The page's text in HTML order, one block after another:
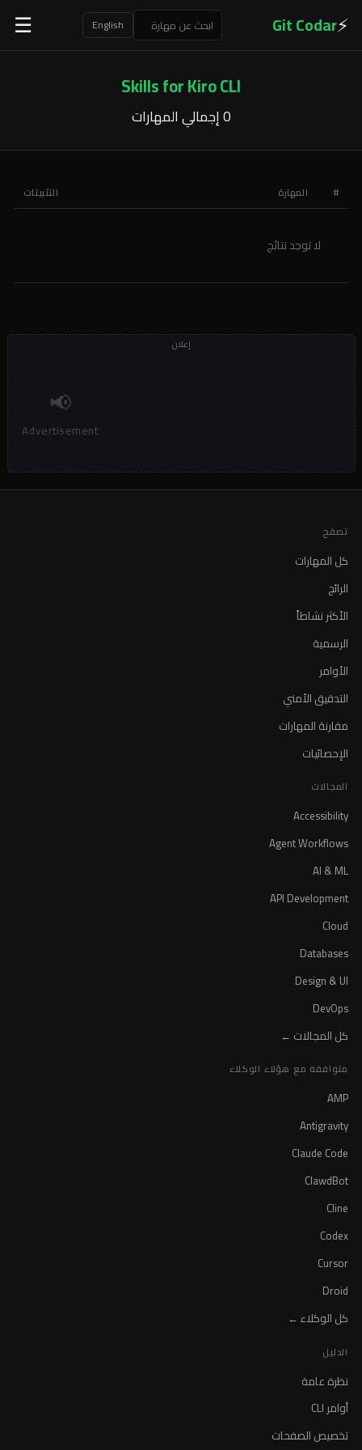
⚡
Git Codar
English
☰
Skills for Kiro CLI
0 إجمالي المهارات
# المهارة التثبيتات
لا توجد نتائج
إعلان
📢
Advertisement
تصفح
كل المهارات
الرائج
الأكثر نشاطاً
الرسمية
الأوامر
التدقيق الأمني
مقارنة المهارات
الإحصائيات
المجالات
Accessibility
Agent Workflows
AI & ML
API Development
Cloud
Databases
Design & UI
DevOps
كل المجالات ←
متوافقة مع هؤلاء الوكلاء
AMP
Antigravity
Claude Code
ClawdBot
Cline
Codex
Cursor
Droid
كل الوكلاء ←
الدليل
نظرة عامة
أوامر CLI
تخصيص الصفحات